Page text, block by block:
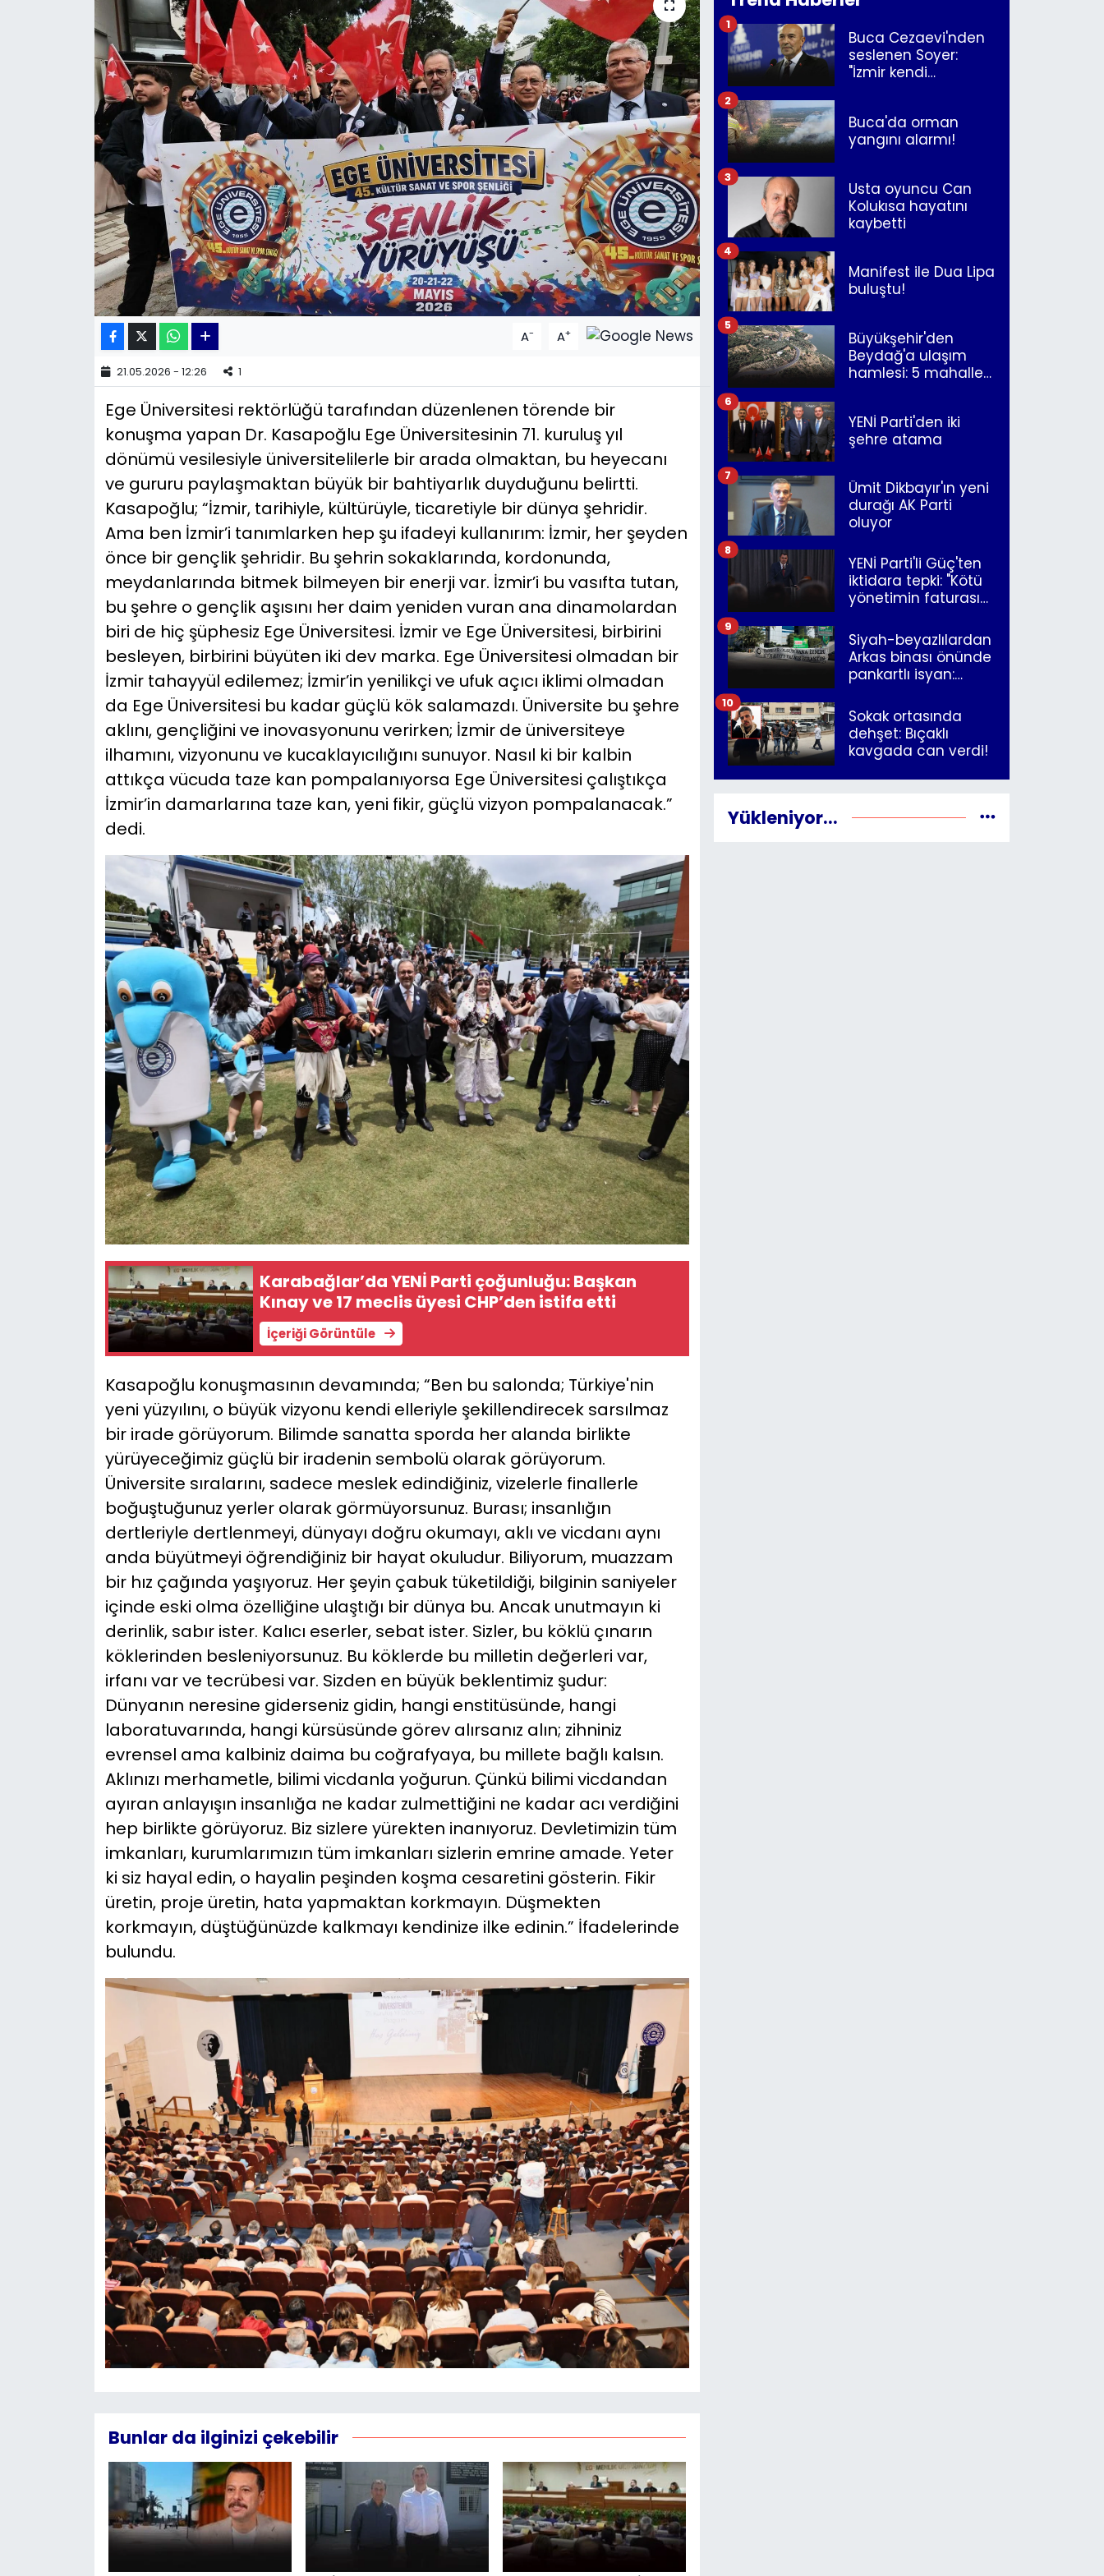
A- A+
21.05.2026 - 12:26 1
Ege Üniversitesi rektörlüğü tarafından düzenlenen törende bir
konuşma yapan Dr. Kasapoğlu Ege Üniversitesinin 71. kuruluş yıl
dönümü vesilesiyle üniversitelilerle bir arada olmaktan, bu heyecanı
ve gururu paylaşmaktan büyük bir bahtiyarlık duyduğunu belirtti.
Kasapoğlu; “İzmir, tarihiyle, kültürüyle, ticaretiyle bir dünya şehridir.
Ama ben İzmir’i tanımlarken hep şu ifadeyi kullanırım: İzmir, her şeyden
önce bir gençlik şehridir. Bu şehrin sokaklarında, kordonunda,
meydanlarında bitmek bilmeyen bir enerji var. İzmir’i bu vasıfta tutan,
bu şehre o gençlik aşısını her daim yeniden vuran ana dinamolardan
biri de hiç şüphesiz Ege Üniversitesi. İzmir ve Ege Üniversitesi, birbirini
besleyen, birbirini büyüten iki dev marka. Ege Üniversitesi olmadan bir
İzmir tahayyül edilemez; İzmir’in yenilikçi ve ufuk açıcı iklimi olmadan
da Ege Üniversitesi bu kadar güçlü kök salamazdı. Üniversite bu şehre
aklını, gençliğini ve inovasyonunu verirken; İzmir de üniversiteye
ilhamını, vizyonunu ve kucaklayıcılığını sunuyor. Nasıl ki bir kalbin
attıkça vücuda taze kan pompalanıyorsa Ege Üniversitesi çalıştıkça
İzmir’in damarlarına taze kan, yeni fikir, güçlü vizyon pompalanacak.”
dedi.
Karabağlar’da YENİ Parti çoğunluğu: Başkan
Kınay ve 17 meclis üyesi CHP’den istifa etti
İçeriği Görüntüle
Kasapoğlu konuşmasının devamında; “Ben bu salonda; Türkiye'nin
yeni yüzyılını, o büyük vizyonu kendi elleriyle şekillendirecek sarsılmaz
bir irade görüyorum. Bilimde sanatta sporda her alanda birlikte
yürüyeceğimiz güçlü bir iradenin sembolü olarak görüyorum.
Üniversite sıralarını, sadece meslek edindiğiniz, vizelerle finallerle
boğuştuğunuz yerler olarak görmüyorsunuz. Burası; insanlığın
dertleriyle dertlenmeyi, dünyayı doğru okumayı, aklı ve vicdanı aynı
anda büyütmeyi öğrendiğiniz bir hayat okuludur. Biliyorum, muazzam
bir hız çağında yaşıyoruz. Her şeyin çabuk tüketildiği, bilginin saniyeler
içinde eski olma özelliğine ulaştığı bir dünya bu. Ancak unutmayın ki
derinlik, sabır ister. Kalıcı eserler, sebat ister. Sizler, bu köklü çınarın
köklerinden besleniyorsunuz. Bu köklerde bu milletin değerleri var,
irfanı var ve tecrübesi var. Sizden en büyük beklentimiz şudur:
Dünyanın neresine giderseniz gidin, hangi enstitüsünde, hangi
laboratuvarında, hangi kürsüsünde görev alırsanız alın; zihniniz
evrensel ama kalbiniz daima bu coğrafyaya, bu millete bağlı kalsın.
Aklınızı merhametle, bilimi vicdanla yoğurun. Çünkü bilimi vicdandan
ayıran anlayışın insanlığa ne kadar zulmettiğini ne kadar acı verdiğini
hep birlikte görüyoruz. Biz sizlere yürekten inanıyoruz. Devletimizin tüm
imkanları, kurumlarımızın tüm imkanları sizlerin emrine amade. Yeter
ki siz hayal edin, o hayalin peşinden koşma cesaretini gösterin. Fikir
üretin, proje üretin, hata yapmaktan korkmayın. Düşmekten
korkmayın, düştüğünüzde kalkmayı kendinize ilke edinin.” İfadelerinde
bulundu.
Bunlar da ilginizi çekebilir
Buca Cezaevi'nden
seslenen Soyer:
"İzmir kendi
1
Buca'da orman
yangını alarmı!
2
Usta oyuncu Can
Kolukısa hayatını
kaybetti
3
Manifest ile Dua Lipa
buluştu!
4
Büyükşehir'den
Beydağ'a ulaşım
hamlesi: 5 mahalle
5
YENİ Parti'den iki
şehre atama
6
Ümit Dikbayır'ın yeni
durağı AK Parti
oluyor
7
YENİ Parti'li Güç'ten
iktidara tepki: "Kötü
yönetimin faturasını
8
Siyah-beyazlılardan
Arkas binası önünde
pankartlı isyan:
İzmir"
9
Sokak ortasında
dehşet: Bıçaklı
kavgada can verdi!
10
Yükleniyor...
KÜLTÜR SANAT
MAGAZİN
POLİTİKA
TEKNOLOJİ
Yaşam
YEREL POLİTİKA
YEREL YÖNETİMLER